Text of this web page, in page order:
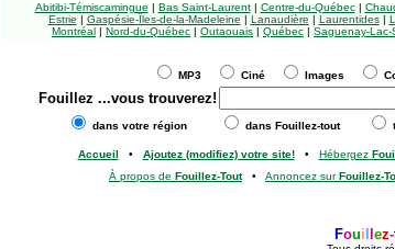
Abitibi-Témiscamingue | Bas Saint-Laurent| Centre-du-Québec|
Estrie | Gaspésie-Îles-de-la-Madeleine | Lanaudière | Laurentides|
Montréal | Nord-du-Québec | Outaouais | Québec | Saguenay-Lac-
MP3 Ciné Images
Fouillez ...vous trouverez!
dans votre région dans Fouillez-tout
Accueil • Ajoutez (modifiez) votre site!• Hébergez
À propos de Fouillez-Tout• Annoncez surFouillez-
Foui ez-